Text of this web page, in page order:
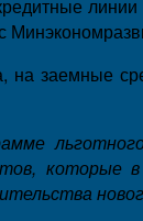
заемные